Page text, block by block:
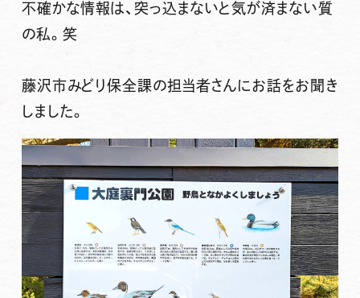
不確かな情報は、突っ込まないと気が済まない質
の私。笑
藤沢市みどり保全課の担当者さんにお話をお聞き
しました。